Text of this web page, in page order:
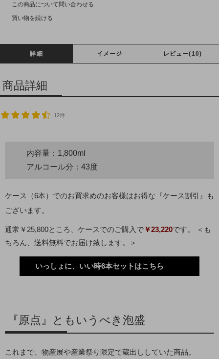
この商品について問い合わせる
買い物を続ける
詳細 イメージ レビュー(10)
商品詳細
12件
内容量：1,800ml
アルコール分：43度
ケース（6本）でのお買求めのお客様はお得な『ケース割引』も
ございます。
通常￥25,800ところ、ケースでのご購入で￥23,220です。 ＜も
ちろん、送料無料でお届け致します。＞
いっしょに、いい時6本セットはこちら
『原点』ともいうべき泡盛
これまで、物産展や産業祭り限定で蔵出ししていた商品。